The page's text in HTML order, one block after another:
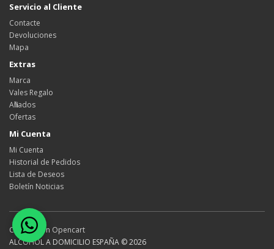
Servicio al Cliente
Contacte
Devoluciones
Mapa
Extras
Marca
Vales Regalo
Afiliados
Ofertas
Mi Cuenta
Mi Cuenta
Historial de Pedidos
Lista de Deseos
Boletín Noticias
Creado con Opencart
ALCOHOL A DOMICILIO ESPAÑA © 2026